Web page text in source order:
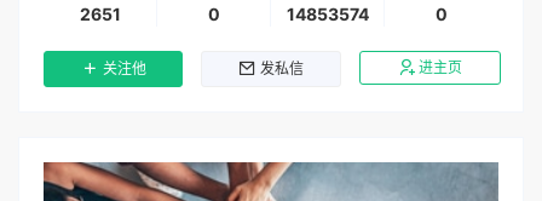
2651 0 14853574 0
关注他 发私信 进主页